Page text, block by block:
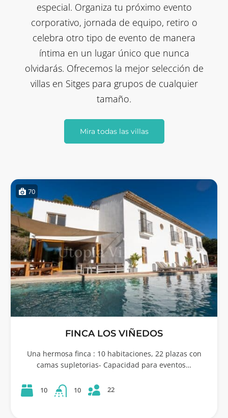
especial. Organiza tu próximo evento
corporativo, jornada de equipo, retiro o
celebra otro tipo de evento de manera
íntima en un lugar único que nunca
olvidarás. Ofrecemos la mejor selección de
villas en Sitges para grupos de cualquier
tamaño.
Mira todas las villas
70
FINCA LOS VIÑEDOS
Una hermosa finca : 10 habitaciones, 22 plazas con
camas supletorias- Capacidad para eventos…
10 10 22